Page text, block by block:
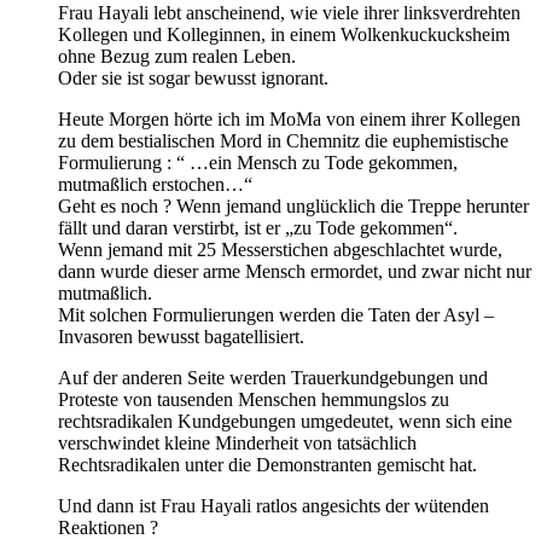
Frau Hayali lebt anscheinend, wie viele ihrer linksverdrehten
Kollegen und Kolleginnen, in einem Wolkenkuckucksheim
ohne Bezug zum realen Leben.
Oder sie ist sogar bewusst ignorant.
Heute Morgen hörte ich im MoMa von einem ihrer Kollegen
zu dem bestialischen Mord in Chemnitz die euphemistische
Formulierung : “ …ein Mensch zu Tode gekommen,
mutmaßlich erstochen…“
Geht es noch ? Wenn jemand unglücklich die Treppe herunter
fällt und daran verstirbt, ist er „zu Tode gekommen“.
Wenn jemand mit 25 Messerstichen abgeschlachtet wurde,
dann wurde dieser arme Mensch ermordet, und zwar nicht nur
mutmaßlich.
Mit solchen Formulierungen werden die Taten der Asyl –
Invasoren bewusst bagatellisiert.
Auf der anderen Seite werden Trauerkundgebungen und
Proteste von tausenden Menschen hemmungslos zu
rechtsradikalen Kundgebungen umgedeutet, wenn sich eine
verschwindet kleine Minderheit von tatsächlich
Rechtsradikalen unter die Demonstranten gemischt hat.
Und dann ist Frau Hayali ratlos angesichts der wütenden
Reaktionen ?